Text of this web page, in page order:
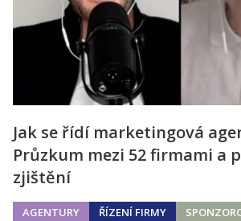
Jak se řídí marketingová
Průzkum mezi 52 firmami a
zjištění
AGENTURY ŘÍZENÍ FIRMY